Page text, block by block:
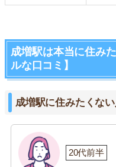
成増駅は本当に住み
ルな口コミ】
成増駅に住みたくな
20代前半